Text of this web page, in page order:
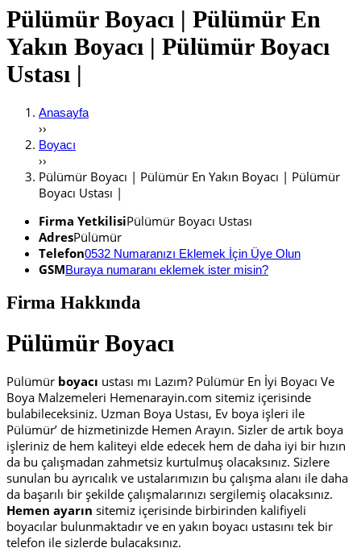
Pülümür Boyacı | Pülümür En
Yakın Boyacı | Pülümür Boyacı
Ustası |
Anasayfa
››
Boyacı
››
Pülümür Boyacı | Pülümür En Yakın Boyacı | Pülümür
Boyacı Ustası |
Firma YetkilisiPülümür Boyacı Ustası
AdresPülümür
Telefon0532 Numaranızı Eklemek İçin Üye Olun
GSMBuraya numaranı eklemek ister misin?
Firma Hakkında
Pülümür Boyacı
Pülümür boyacı ustası mı Lazım? Pülümür En İyi Boyacı Ve
Boya Malzemeleri Hemenarayin.com sitemiz içerisinde
bulabileceksiniz. Uzman Boya Ustası, Ev boya işleri ile
Pülümür’ de hizmetinizde Hemen Arayın. Sizler de artık boya
işleriniz de hem kaliteyi elde edecek hem de daha iyi bir hızın
da bu çalışmadan zahmetsiz kurtulmuş olacaksınız. Sizlere
sunulan bu ayrıcalık ve ustalarımızın bu çalışma alanı ile daha
da başarılı bir şekilde çalışmalarınızı sergilemiş olacaksınız.
Hemen ayarın sitemiz içerisinde birbirinden kalifiyeli
boyacılar bulunmaktadır ve en yakın boyacı ustasını tek bir
telefon ile sizlerde bulacaksınız.